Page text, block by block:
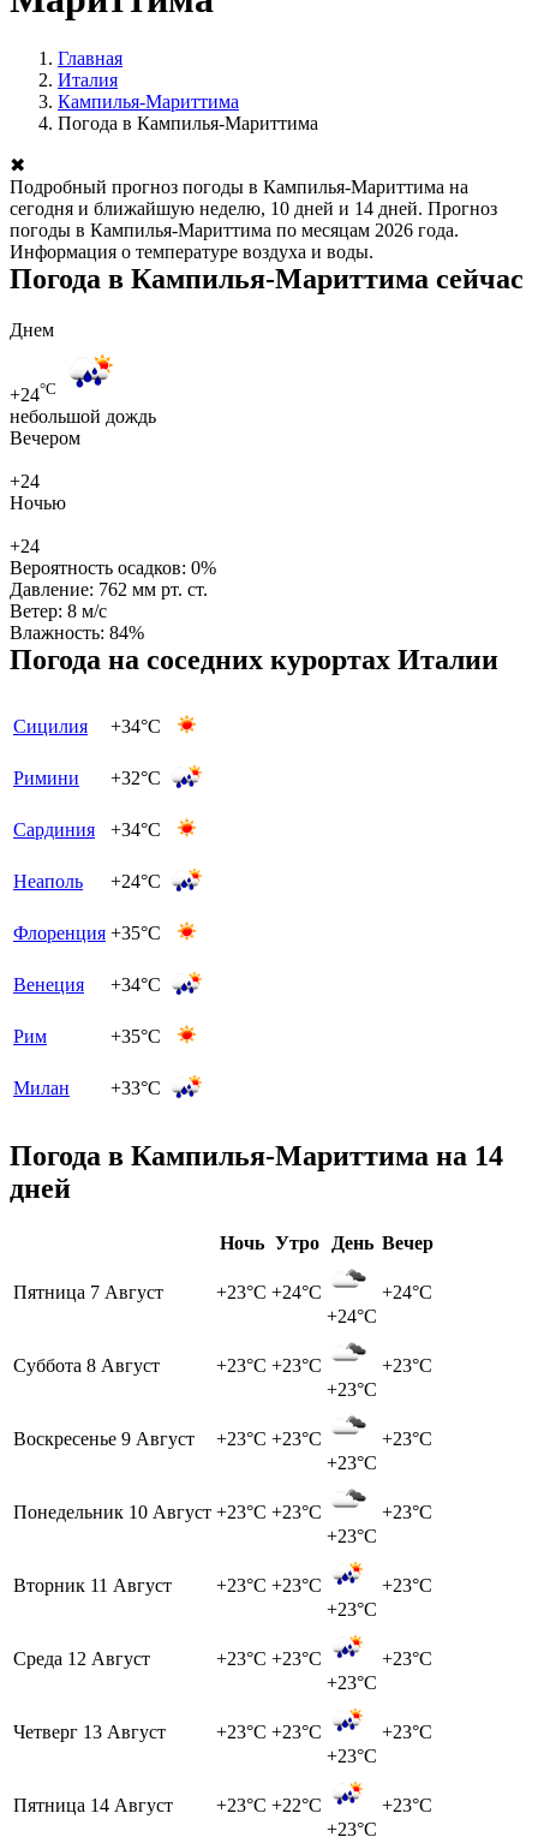
Главная
Италия
Кампилья-Мариттима
Погода в Кампилья-Мариттима
✖
Подробный прогноз погоды в Кампилья-Мариттима на
сегодня и ближайшую неделю, 10 дней и 14 дней. Прогноз
погоды в Кампилья-Мариттима по месяцам 2026 года.
Информация о температуре воздуха и воды.
Погода в Кампилья-Мариттима сейчас
Днем
+24°C
небольшой дождь
Вечером
+24
Ночью
+24
Вероятность осадков: 0%
Давление: 762 мм рт. ст.
Ветер: 8 м/с
Влажность: 84%
Погода на соседних курортах Италии
Сицилия +34°C
Римини +32°C
Сардиния +34°C
Неаполь +24°C
Флоренция +35°C
Венеция +34°C
Рим +35°C
Милан +33°C
Погода в Кампилья-Мариттима на 14
дней
Ночь Утро День Вечер
Пятница 7 Август +23°C +24°C
+24°C
+24°C
Суббота 8 Август +23°C +23°C
+23°C
+23°C
Воскресенье 9 Август +23°C +23°C
+23°C
+23°C
Понедельник 10 Август +23°C +23°C
+23°C
+23°C
Вторник 11 Август +23°C +23°C
+23°C
+23°C
Среда 12 Август +23°C +23°C
+23°C
+23°C
Четверг 13 Август +23°C +23°C
+23°C
+23°C
Пятница 14 Август +23°C +22°C
+23°C
+23°C